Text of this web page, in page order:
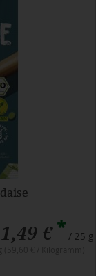
1,49 €* / 25 g